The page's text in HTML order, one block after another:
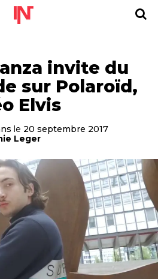
invite du
sur Polaroïd,
Elvis
le 20 septembre 2017
Leger